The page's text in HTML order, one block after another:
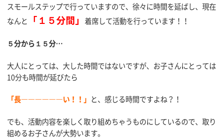
スモールステップで行っていますので、徐々に時間を延ばし、現在
なんと
「１５分間」 着席して活動を行っています！！
５分から１５分…
大人にとっては、大した時間ではないですが、お子さんにとっては
10分も時間が延びたら
「長――――――い！！」 と、感じる時間ですよね？！
でも、活動内容を楽しく取り組めちゃうものにしているので、取り
組めるお子さんが大勢います。